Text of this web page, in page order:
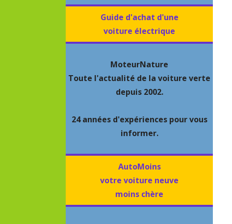
Guide d'achat d'une
voiture électrique
MoteurNature
Toute l'actualité de la voiture verte
depuis 2002.
24 années d'expériences pour vous
informer.
AutoMoins
votre voiture neuve
moins chère